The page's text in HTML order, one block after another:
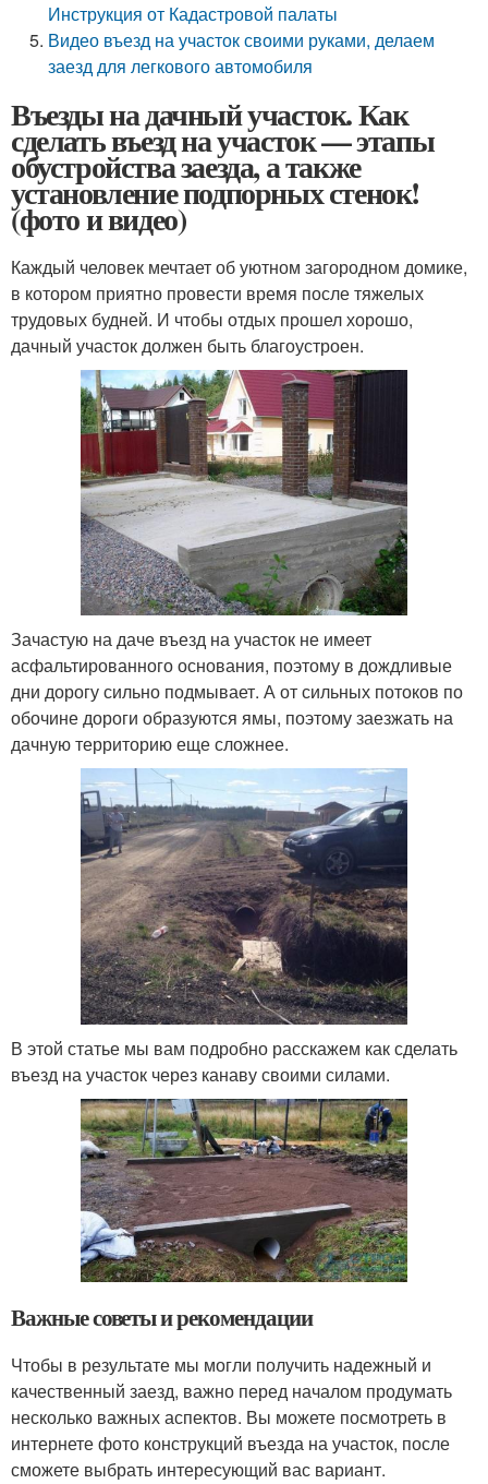
Инструкция от Кадастровой палаты
Видео въезд на участок своими руками, делаем
заезд для легкового автомобиля
Въезды на дачный участок. Как
сделать въезд на участок — этапы
обустройства заезда, а также
установление подпорных стенок!
(фото и видео)
Каждый человек мечтает об уютном загородном домике,
в котором приятно провести время после тяжелых
трудовых будней. И чтобы отдых прошел хорошо,
дачный участок должен быть благоустроен.
Зачастую на даче въезд на участок не имеет
асфальтированного основания, поэтому в дождливые
дни дорогу сильно подмывает. А от сильных потоков по
обочине дороги образуются ямы, поэтому заезжать на
дачную территорию еще сложнее.
В этой статье мы вам подробно расскажем как сделать
въезд на участок через канаву своими силами.
Важные советы и рекомендации
Чтобы в результате мы могли получить надежный и
качественный заезд, важно перед началом продумать
несколько важных аспектов. Вы можете посмотреть в
интернете фото конструкций въезда на участок, после
сможете выбрать интересующий вас вариант.